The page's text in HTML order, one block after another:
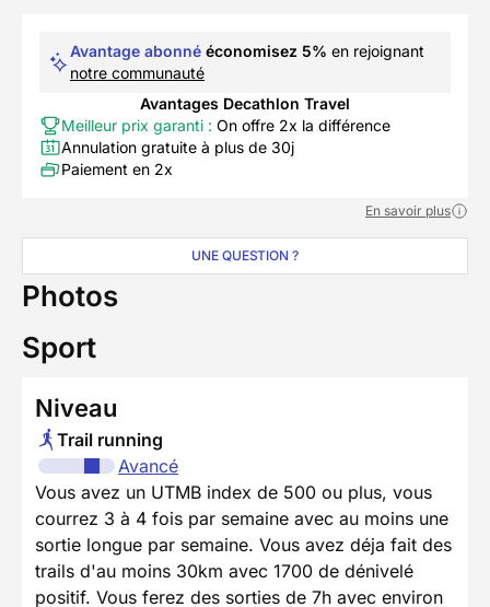
Avantage abonné économisez 5% en rejoignant
notre communauté
Avantages Decathlon Travel
Meilleur prix garanti : On offre 2x la différence
Annulation gratuite à plus de 30j
Paiement en 2x
En savoir plus
UNE QUESTION ?
Photos
Sport
Niveau
Trail running
Avancé
Vous avez un UTMB index de 500 ou plus, vous
courrez 3 à 4 fois par semaine avec au moins une
sortie longue par semaine. Vous avez déja fait des
trails d'au moins 30km avec 1700 de dénivelé
positif. Vous ferez des sorties de 7h avec environ